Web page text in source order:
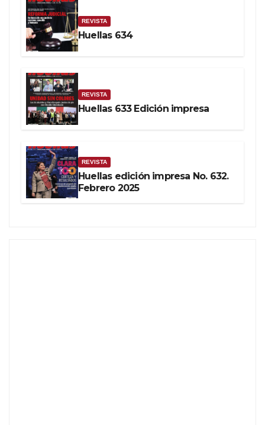
REVISTA
Huellas 634
REVISTA
Huellas 633 Edición impresa
REVISTA
Huellas edición impresa No. 632.
Febrero 2025